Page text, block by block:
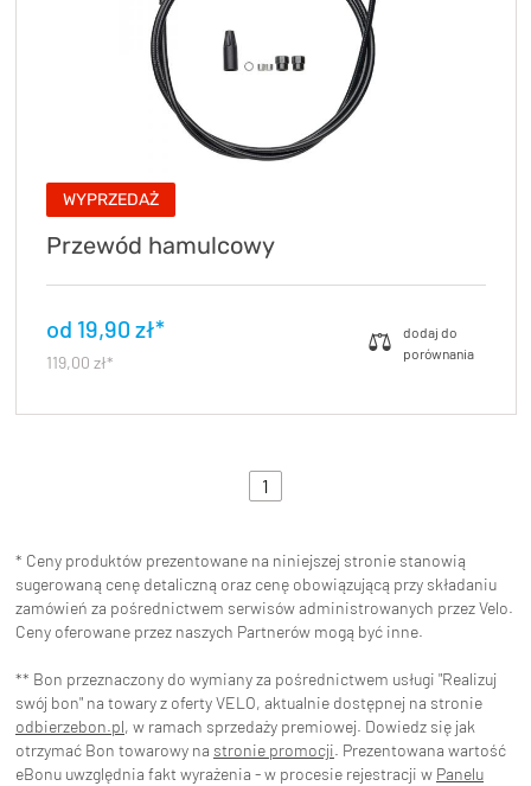
WYPRZEDAŻ
Przewód hamulcowy
od 19,90 zł*
119,00 zł*
1
* Ceny produktów prezentowane na niniejszej stronie stanowią
sugerowaną cenę detaliczną oraz cenę obowiązującą przy składaniu
zamówień za pośrednictwem serwisów administrowanych przez Velo.
Ceny oferowane przez naszych Partnerów mogą być inne.
** Bon przeznaczony do wymiany za pośrednictwem usługi "Realizuj
swój bon" na towary z oferty VELO, aktualnie dostępnej na stronie
odbierzebon.pl, w ramach sprzedaży premiowej. Dowiedz się jak
otrzymać Bon towarowy na stronie promocji. Prezentowana wartość
eBonu uwzględnia fakt wyrażenia - w procesie rejestracji w Panelu